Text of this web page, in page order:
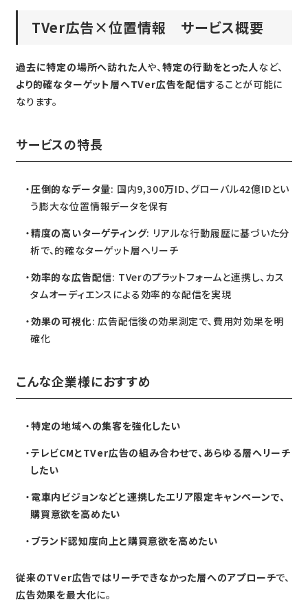
TVer広告×位置情報 サービス概要
過去に特定の場所へ訪れた人や、特定の行動をとった人など、
より的確なターゲット層へTVer広告を配信することが可能に
なります。
サービスの特長
圧倒的なデータ量: 国内9,300万ID、グローバル42億IDとい
う膨大な位置情報データを保有
精度の高いターゲティング: リアルな行動履歴に基づいた分
析で、的確なターゲット層へリーチ
効率的な広告配信: TVerのプラットフォームと連携し、カス
タムオーディエンスによる効率的な配信を実現
効果の可視化: 広告配信後の効果測定で、費用対効果を明
確化
こんな企業様におすすめ
特定の地域への集客を強化したい
テレビCMとTVer広告の組み合わせで、あらゆる層へリーチ
したい
電車内ビジョンなどと連携したエリア限定キャンペーンで、
購買意欲を高めたい
ブランド認知度向上と購買意欲を高めたい
従来のTVer広告ではリーチできなかった層へのアプローチで、
広告効果を最大化に。